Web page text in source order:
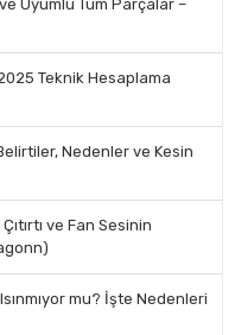
Uyumlu Tüm Parçalar –
Teknik Hesaplama
Nedenler ve Kesin
ve Fan Sesinin
mu? İşte Nedenleri